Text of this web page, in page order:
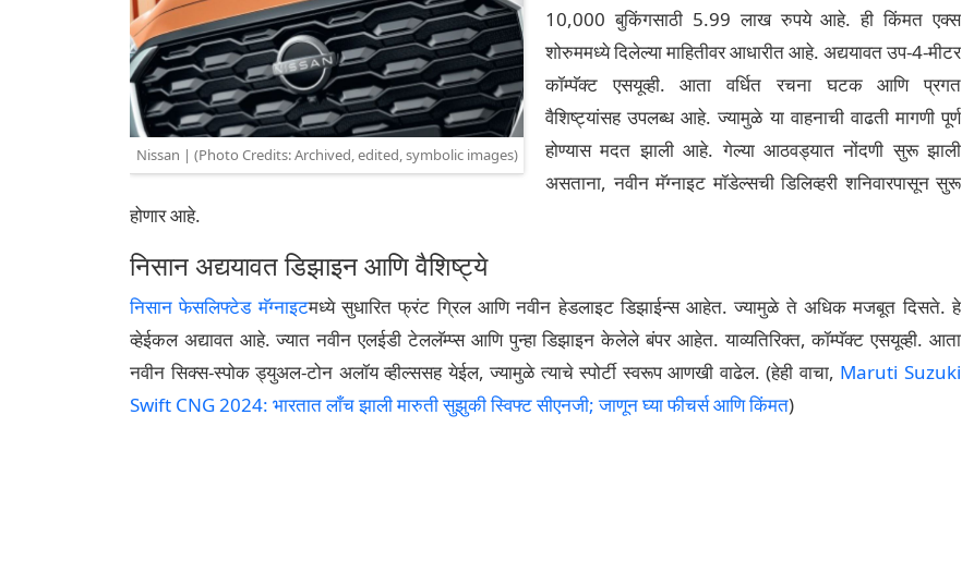
Nissan | (Photo Credits: Archived, edited, symbolic images)
10,000 बुकिंगसाठी 5.99 लाख रुपये आहे. ही किंमत एक्स
शोरुममध्ये दिलेल्या माहितीवर आधारीत आहे. अद्ययावत उप-4-मीटर
कॉम्पॅक्ट एसयूव्ही. आता वर्धित रचना घटक आणि प्रगत
वैशिष्ट्यांसह उपलब्ध आहे. ज्यामुळे या वाहनाची वाढती मागणी पूर्ण
होण्यास मदत झाली आहे. गेल्या आठवड्यात नोंदणी सुरू झाली
असताना, नवीन मॅग्नाइट मॉडेल्सची डिलिव्हरी शनिवारपासून सुरू
होणार आहे.
निसान अद्ययावत डिझाइन आणि वैशिष्ट्ये
निसान फेसलिफ्टेड मॅग्नाइटमध्ये सुधारित फ्रंट ग्रिल आणि नवीन हेडलाइट डिझाईन्स आहेत. ज्यामुळे ते अधिक मजबूत दिसते. हे
व्हेईकल अद्यावत आहे. ज्यात नवीन एलईडी टेललॅम्प्स आणि पुन्हा डिझाइन केलेले बंपर आहेत. याव्यतिरिक्त, कॉम्पॅक्ट एसयूव्ही. आता
नवीन सिक्स-स्पोक ड्युअल-टोन अलॉय व्हील्ससह येईल, ज्यामुळे त्याचे स्पोर्टी स्वरूप आणखी वाढेल. (हेही वाचा, Maruti Suzuki
Swift CNG 2024: भारतात लाँच झाली मारुती सुझुकी स्विफ्ट सीएनजी; जाणून घ्या फीचर्स आणि किंमत)